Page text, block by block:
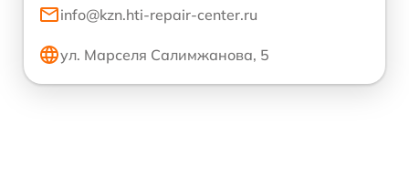
info@kzn.hti-repair-center.ru
ул. Марселя Салимжанова, 5